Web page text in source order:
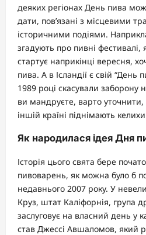
деяких регіонах День пива
дати, пов’язані з місцевими
історичними подіями.
згадують про пивні
стартує наприкінці вересня,
пива. А в Ісландії є свій “День
1989 році скасували
ви мандруєте, варто уточнити,
іншій країні піднімають
Як народилася ідея Дня
Історія цього свята бере
пивоварень, як можна було б
недавнього 2007 року. У
Круз, штат Каліфорнія, група
заслуговує на власний день у
став Джессі Авшаломов, який